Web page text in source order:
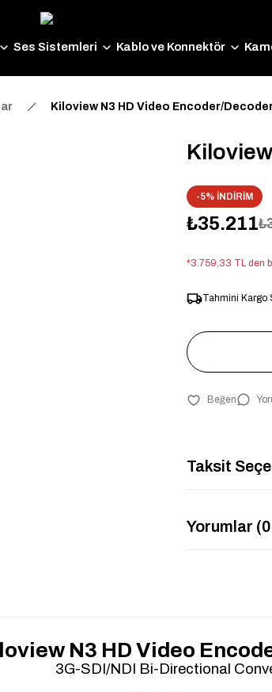
Ses Sistemleri Kablo ve Konnektör
Kiloview N3 HD Video Encoder/
-5% İNDİRİM
₺35.211
*3.759,33 TL den
Tahmini Kargo
Taksit
Yorumlar
N3 HD Video
3G-SDI/NDI Bi-Directional